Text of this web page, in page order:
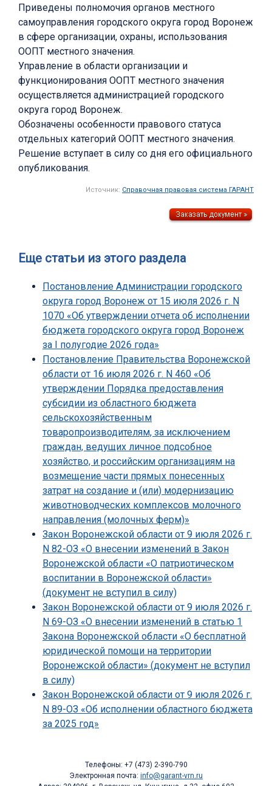
Приведены полномочия органов местного
самоуправления городского округа город Воронеж
в сфере организации, охраны, использования
ООПТ местного значения.
Управление в области организации и
функционирования ООПТ местного значения
осуществляется администрацией городского
округа город Воронеж.
Обозначены особенности правового статуса
отдельных категорий ООПТ местного значения.
Решение вступает в силу со дня его официального
опубликования.
Источник: Справочная правовая система ГАРАНТ
Еще статьи из этого раздела
Постановление Администрации городского
округа город Воронеж от 15 июля 2026 г. N
1070 «Об утверждении отчета об исполнении
бюджета городского округа город Воронеж
за I полугодие 2026 года»
Постановление Правительства Воронежской
области от 16 июля 2026 г. N 460 «Об
утверждении Порядка предоставления
субсидии из областного бюджета
сельскохозяйственным
товаропроизводителям, за исключением
граждан, ведущих личное подсобное
хозяйство, и российским организациям на
возмещение части прямых понесенных
затрат на создание и (или) модернизацию
животноводческих комплексов молочного
направления (молочных ферм)»
Закон Воронежской области от 9 июля 2026 г.
N 82-ОЗ «О внесении изменений в Закон
Воронежской области «О патриотическом
воспитании в Воронежской области»
(документ не вступил в силу)
Закон Воронежской области от 9 июля 2026 г.
N 69-ОЗ «О внесении изменений в статью 1
Закона Воронежской области «О бесплатной
юридической помощи на территории
Воронежской области» (документ не вступил
в силу)
Закон Воронежской области от 9 июля 2026 г.
N 89-ОЗ «Об исполнении областного бюджета
за 2025 год»
Телефоны: +7 (473) 2-390-790
Электронная почта: info@garant-vrn.ru